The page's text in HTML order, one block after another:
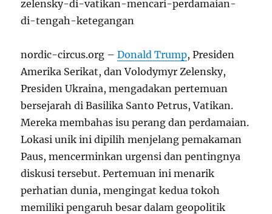
nordic-circus.org –Donald Trump, Presiden
Amerika Serikat, dan Volodymyr Zelensky,
Presiden Ukraina, mengadakan pertemuan
bersejarah di Basilika Santo Petrus, Vatikan.
Mereka membahas isu perang dan perdamaian.
Lokasi unik ini dipilih menjelang pemakaman
Paus, mencerminkan urgensi dan pentingnya
diskusi tersebut. Pertemuan ini menarik
perhatian dunia, mengingat kedua tokoh
memiliki pengaruh besar dalam geopolitik